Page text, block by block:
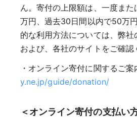
ん。寄付の上限額は、一度ま
万円、過去30日間以内で50万
的な利用方法については、弊社
および、各社のサイトをご確認
・オンライン寄付に関するご案
y.ne.jp/guide/donation/
＜オンライン寄付の支払い